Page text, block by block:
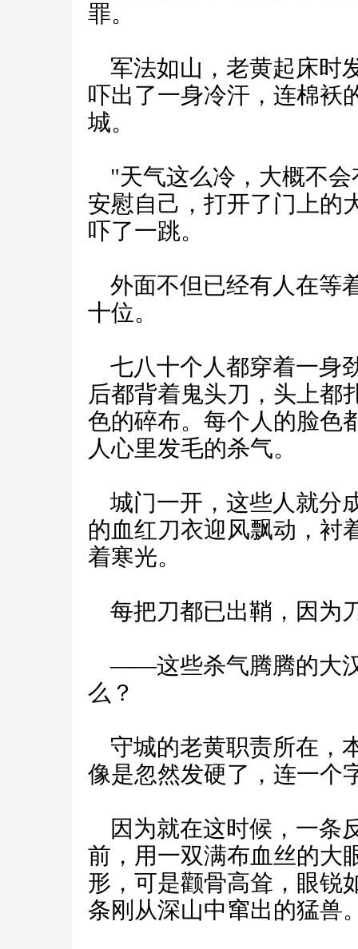
罪。
军法如山，老黄起床时
吓出了一身冷汗，连棉袄
城。
"天气这么冷，大概不会
安慰自己，打开了门上的
吓了一跳。
外面不但已经有人在等
十位。
七八十个人都穿着一身
后都背着鬼头刀，头上都
色的碎布。每个人的脸色
人心里发毛的杀气。
城门一开，这些人就分
的血红刀衣迎风飘动，衬
着寒光。
每把刀都已出鞘，因为
——这些杀气腾腾的大
么？
守城的老黄职责所在，
像是忽然发硬了，连一个
因为就在这时候，一条
前，用一双满布血丝的大
形，可是颧骨高耸，眼锐
条刚从深山中窜出的猛兽